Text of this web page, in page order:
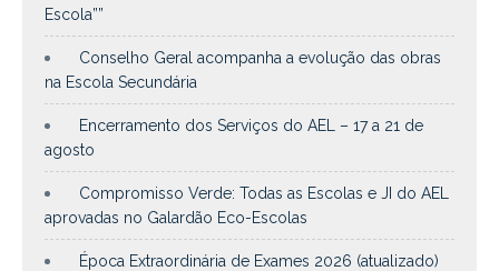
Escola””
Conselho Geral acompanha a evolução das obras
na Escola Secundária
Encerramento dos Serviços do AEL – 17 a 21 de
agosto
Compromisso Verde: Todas as Escolas e JI do AEL
aprovadas no Galardão Eco-Escolas
Época Extraordinária de Exames 2026 (atualizado)